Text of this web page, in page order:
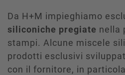
Da H+M impieghiamo
siliconiche pregiate nella
stampi. Alcune miscele
prodotti esclusivi
con il fornitore, in